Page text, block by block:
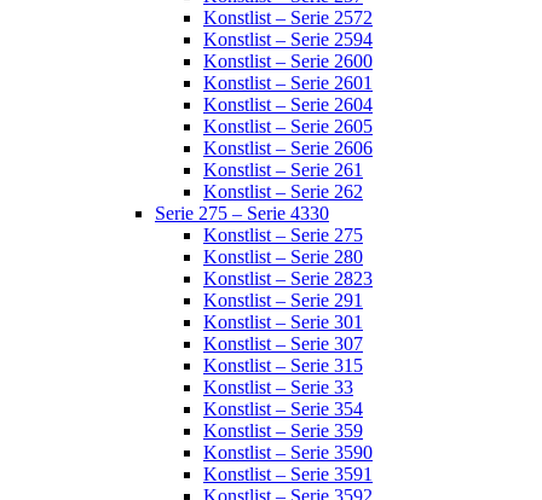
Konstlist – Serie 2572
Konstlist – Serie 2594
Konstlist – Serie 2600
Konstlist – Serie 2601
Konstlist – Serie 2604
Konstlist – Serie 2605
Konstlist – Serie 2606
Konstlist – Serie 261
Konstlist – Serie 262
Serie 275 – Serie 4330
Konstlist – Serie 275
Konstlist – Serie 280
Konstlist – Serie 2823
Konstlist – Serie 291
Konstlist – Serie 301
Konstlist – Serie 307
Konstlist – Serie 315
Konstlist – Serie 33
Konstlist – Serie 354
Konstlist – Serie 359
Konstlist – Serie 3590
Konstlist – Serie 3591
Konstlist – Serie 3592